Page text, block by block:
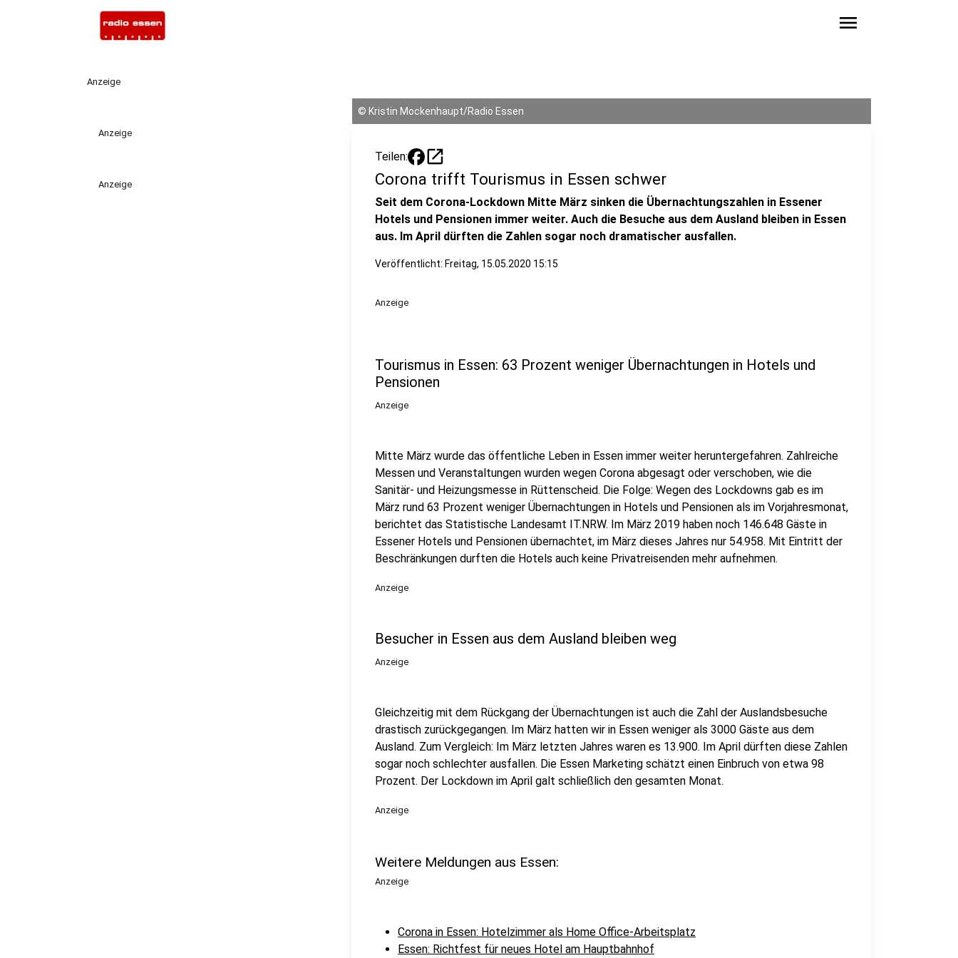
menu
Anzeige
Anzeige
Anzeige
© Kristin Mockenhaupt/Radio Essen
Teilen: open_in_new
Corona trifft Tourismus in Essen schwer
Seit dem Corona-Lockdown Mitte März sinken die Übernachtungszahlen in Essener
Hotels und Pensionen immer weiter. Auch die Besuche aus dem Ausland bleiben in Essen
aus. Im April dürften die Zahlen sogar noch dramatischer ausfallen.
Veröffentlicht: Freitag, 15.05.2020 15:15
Anzeige
Tourismus in Essen: 63 Prozent weniger Übernachtungen in Hotels und
Pensionen
Anzeige
Mitte März wurde das öffentliche Leben in Essen immer weiter heruntergefahren. Zahlreiche
Messen und Veranstaltungen wurden wegen Corona abgesagt oder verschoben, wie die
Sanitär- und Heizungsmesse in Rüttenscheid. Die Folge: Wegen des Lockdowns gab es im
März rund 63 Prozent weniger Übernachtungen in Hotels und Pensionen als im Vorjahresmonat,
berichtet das Statistische Landesamt IT.NRW. Im März 2019 haben noch 146.648 Gäste in
Essener Hotels und Pensionen übernachtet, im März dieses Jahres nur 54.958. Mit Eintritt der
Beschränkungen durften die Hotels auch keine Privatreisenden mehr aufnehmen.
Anzeige
Besucher in Essen aus dem Ausland bleiben weg
Anzeige
Gleichzeitig mit dem Rückgang der Übernachtungen ist auch die Zahl der Auslandsbesuche
drastisch zurückgegangen. Im März hatten wir in Essen weniger als 3000 Gäste aus dem
Ausland. Zum Vergleich: Im März letzten Jahres waren es 13.900. Im April dürften diese Zahlen
sogar noch schlechter ausfallen. Die Essen Marketing schätzt einen Einbruch von etwa 98
Prozent. Der Lockdown im April galt schließlich den gesamten Monat.
Anzeige
Weitere Meldungen aus Essen:
Anzeige
Corona in Essen: Hotelzimmer als Home Office-Arbeitsplatz
Essen: Richtfest für neues Hotel am Hauptbahnhof